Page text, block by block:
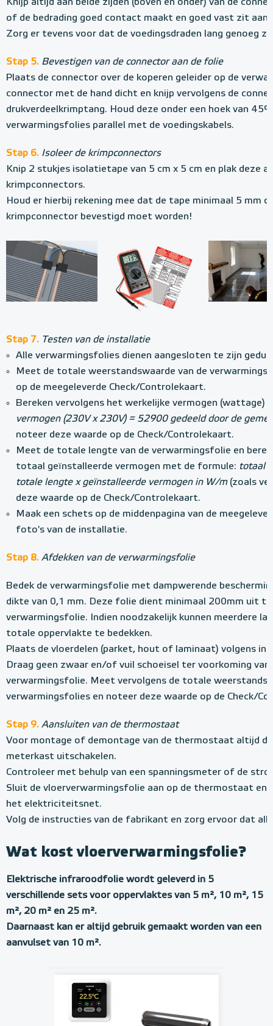
Knijp altijd aan beide zijden (boven en onder) van de
of de bedrading goed contact maakt en goed vast zit aan
Zorg er tevens voor dat de voedingsdraden lang genoeg
Stap 5. Bevestigen van de connector aan de folie
Plaats de connector over de koperen geleider op de
connector met de hand dicht en knijp vervolgens de
drukverdeelkrimptang. Houd deze onder een hoek van 45°
verwarmingsfolies parallel met de voedingskabels.
Stap 6. Isoleer de krimpconnectors
Knip 2 stukjes isolatietape van 5 cm x 5 cm en plak deze
krimpconnectors.
Houd er hierbij rekening mee dat de tape minimaal 5 mm
krimpconnector bevestigd moet worden!
Stap 7. Testen van de installatie
Alle verwarmingsfolies dienen aangesloten te zijn
Meet de totale weerstandswaarde van de
op de meegeleverde Check/Controlekaart.
Bereken vervolgens het werkelijke vermogen (wattage)
vermogen (230V x 230V) = 52900 gedeeld door de
noteer deze waarde op de Check/Controlekaart.
Meet de totale lengte van de verwarmingsfolie en
totaal geïnstalleerde vermogen met de formule: totaal
totale lengte x geïnstalleerde vermogen in W/m(zoals
deze waarde op de Check/Controlekaart.
Maak een schets op de middenpagina van de
foto's van de installatie.
Stap 8. Afdekken van de verwarmingsfolie
Bedek de verwarmingsfolie met dampwerende
dikte van 0,1 mm. Deze folie dient minimaal 200mm uit
verwarmingsfolie. Indien noodzakelijk kunnen meerdere
totale oppervlakte te bedekken.
Plaats de vloerdelen (parket, hout of laminaat) volgens
Draag geen zwaar en/of vuil schoeisel ter voorkoming van
verwarmingsfolie. Meet vervolgens de totale
verwarmingsfolies en noteer deze waarde op de Check/
Stap 9. Aansluiten van de thermostaat
Voor montage of demontage van de thermostaat altijd
meterkast uitschakelen.
Controleer met behulp van een spanningsmeter of de
Sluit de vloerverwarmingsfolie aan op de thermostaat en
het elektriciteitsnet.
Volg de instructies van de fabrikant en zorg ervoor dat
Wat kost vloerverwarmingsfolie?
Elektrische infraroodfolie wordt geleverd in 5
verschillende sets voor oppervlaktes van 5 m², 10 m², 15
m², 20 m² en 25 m².
Daarnaast kan er altijd gebruik gemaakt worden van een
aanvulset van 10 m².